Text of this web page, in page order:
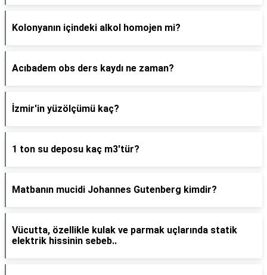
Kolonyanın içindeki alkol homojen mi?
Acıbadem obs ders kaydı ne zaman?
İzmir'in yüzölçümü kaç?
1 ton su deposu kaç m3'tür?
Matbanın mucidi Johannes Gutenberg kimdir?
Vücutta, özellikle kulak ve parmak uçlarında statik
elektrik hissinin sebeb..